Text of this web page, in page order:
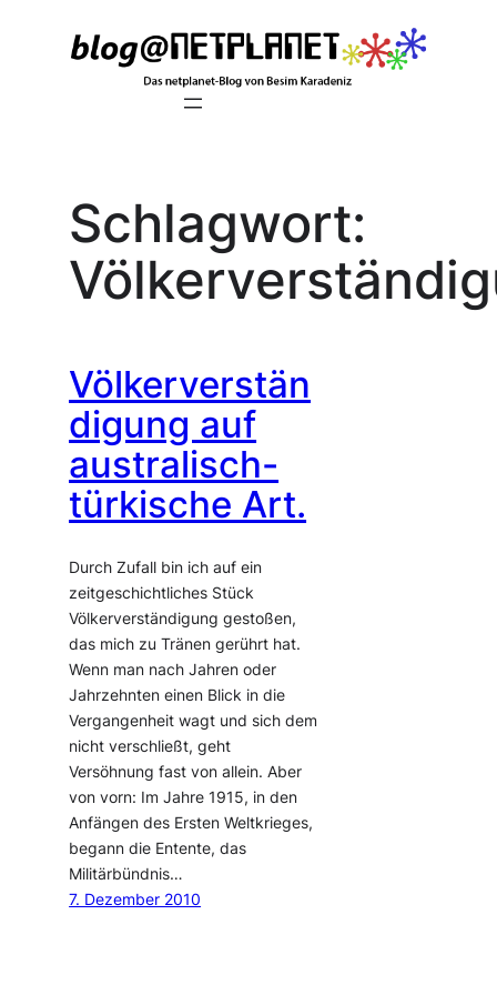
Schlagwort:
Völkerverstän
digung auf
australisch-
türkische Art.
Durch Zufall bin ich auf ein
zeitgeschichtliches Stück
Völkerverständigung gestoßen,
das mich zu Tränen gerührt hat.
Wenn man nach Jahren oder
Jahrzehnten einen Blick in die
Vergangenheit wagt und sich dem
nicht verschließt, geht
Versöhnung fast von allein. Aber
von vorn: Im Jahre 1915, in den
Anfängen des Ersten Weltkrieges,
begann die Entente, das
Militärbündnis…
7. Dezember 2010